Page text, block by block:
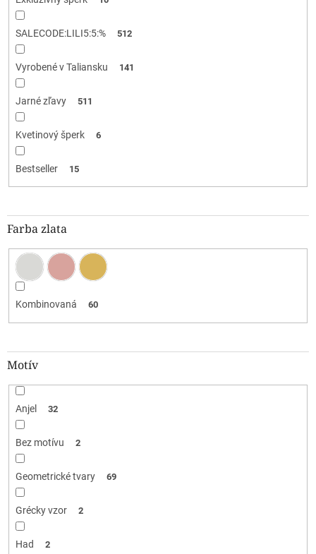
SALECODE:LILI5:5:% 512
Vyrobené v Taliansku 141
Jarné zľavy 511
Kvetinový šperk 6
Bestseller 15
Farba zlata
Kombinovaná 60
Motív
Anjel 32
Bez motívu 2
Geometrické tvary 69
Grécky vzor 2
Had 2